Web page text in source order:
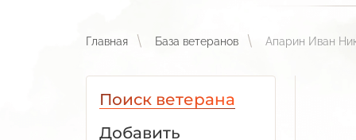
Главная База ветеранов Апарин Иван
Поиск ветерана
Добавить